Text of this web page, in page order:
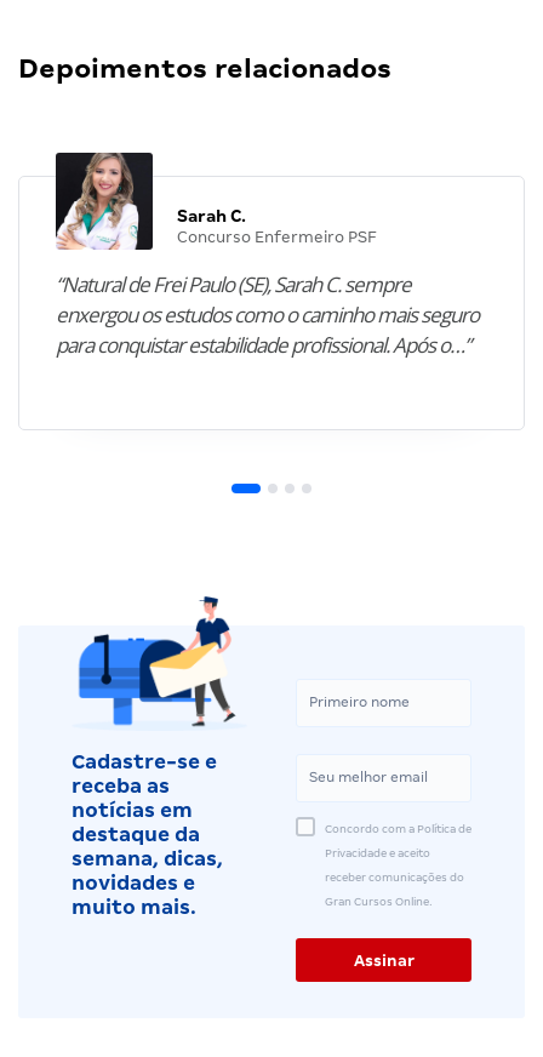
Depoimentos relacionados
Sarah C.
Concurso Enfermeiro PSF
“Natural de Frei Paulo (SE), Sarah C. sempre
enxergou os estudos como o caminho mais seguro
para conquistar estabilidade profissional. Após o…”
Cadastre-se e
receba as
notícias em
destaque da
semana, dicas,
novidades e
muito mais.
Concordo com a Política de
Privacidade e aceito
receber comunicações do
Gran Cursos Online.